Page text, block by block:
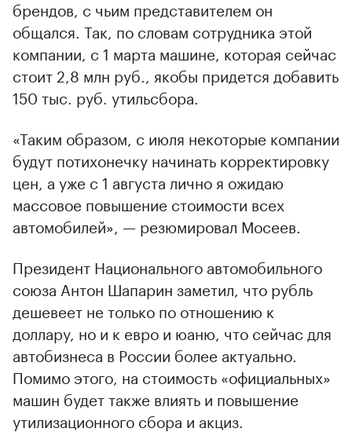
брендов, с чьим представителем он
общался. Так, по словам сотрудника этой
компании, с 1 марта машине, которая сейчас
стоит 2,8 млн руб., якобы придется добавить
150 тыс. руб. утильсбора.
«Таким образом, с июля некоторые компании
будут потихонечку начинать корректировку
цен, а уже с 1 августа лично я ожидаю
массовое повышение стоимости всех
автомобилей», — резюмировал Мосеев.
Президент Национального автомобильного
союза Антон Шапарин заметил, что рубль
дешевеет не только по отношению к
доллару, но и к евро и юаню, что сейчас для
автобизнеса в России более актуально.
Помимо этого, на стоимость «официальных»
машин будет также влиять и повышение
утилизационного сбора и акциз.